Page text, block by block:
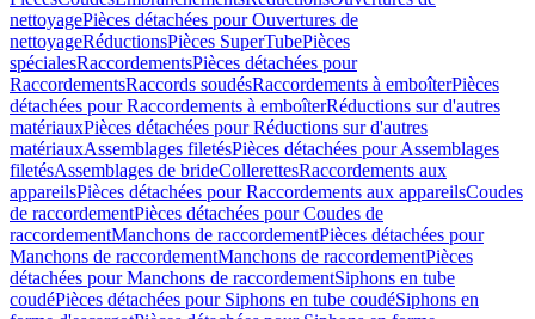
nettoyagePièces détachées pour Ouvertures de
nettoyageRéductionsPièces SuperTubePièces
spécialesRaccordementsPièces détachées pour
RaccordementsRaccords soudésRaccordements à emboîterPièces
détachées pour Raccordements à emboîterRéductions sur d'autres
matériauxPièces détachées pour Réductions sur d'autres
matériauxAssemblages filetésPièces détachées pour Assemblages
filetésAssemblages de brideCollerettesRaccordements aux
appareilsPièces détachées pour Raccordements aux appareilsCoudes
de raccordementPièces détachées pour Coudes de
raccordementManchons de raccordementPièces détachées pour
Manchons de raccordementManchons de raccordementPièces
détachées pour Manchons de raccordementSiphons en tube
coudéPièces détachées pour Siphons en tube coudéSiphons en